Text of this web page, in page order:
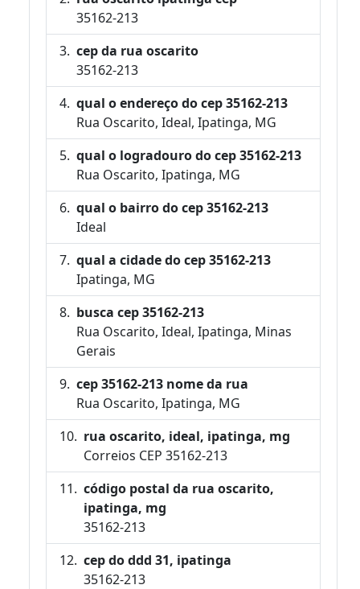
35162-213
cep da rua oscarito
35162-213
qual o endereço do cep 35162-213
Rua Oscarito, Ideal, Ipatinga, MG
qual o logradouro do cep 35162-213
Rua Oscarito, Ipatinga, MG
qual o bairro do cep 35162-213
Ideal
qual a cidade do cep 35162-213
Ipatinga, MG
busca cep 35162-213
Rua Oscarito, Ideal, Ipatinga, Minas
Gerais
cep 35162-213 nome da rua
Rua Oscarito, Ipatinga, MG
rua oscarito, ideal, ipatinga, mg
Correios CEP 35162-213
código postal da rua oscarito,
ipatinga, mg
35162-213
cep do ddd 31, ipatinga
35162-213